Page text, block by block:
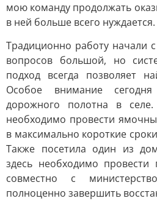
мою команду продолжать
в ней больше всего нуждается.
Традиционно работу начали
вопросов большой, но
подход всегда позволяет
Особое внимание
дорожного полотна в
необходимо провести
в максимально короткие
Также посетила один из
здесь необходимо провести
совместно с
полноценно завершить